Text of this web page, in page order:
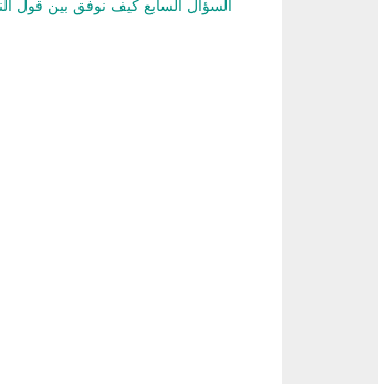
السؤال السابع كيف نوفق بين قول